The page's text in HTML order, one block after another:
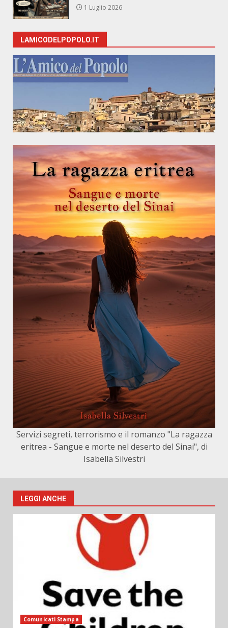
1 Luglio 2026
LAMICODELPOPOLO.IT
Servizi segreti, terrorismo e il romanzo "La ragazza
eritrea - Sangue e morte nel deserto del Sinai", di
Isabella Silvestri
LEGGI ANCHE
Comunicati Stampa